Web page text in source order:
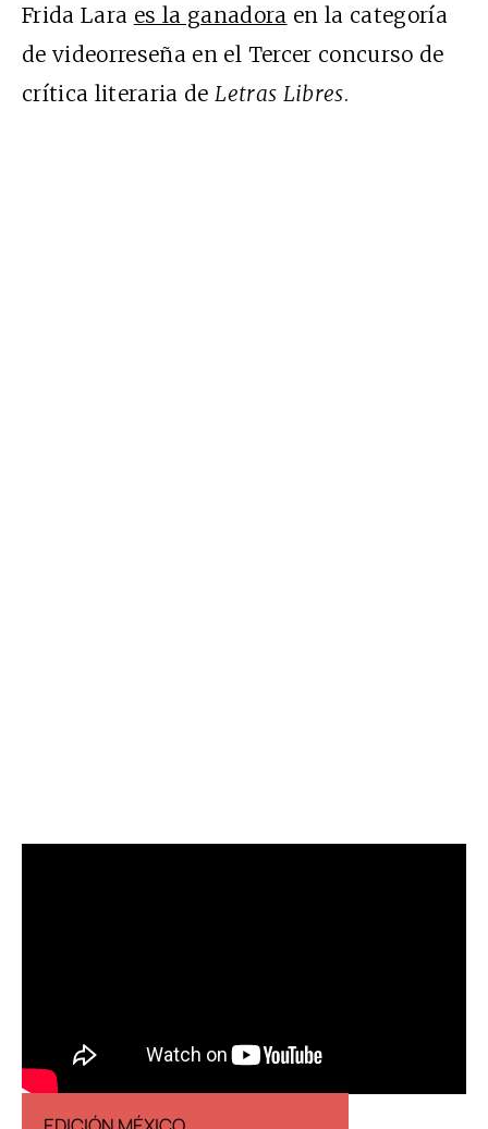
Frida Lara es la ganadora en la categoría
de videorreseña en el Tercer concurso de
crítica literaria deLetras Libres.